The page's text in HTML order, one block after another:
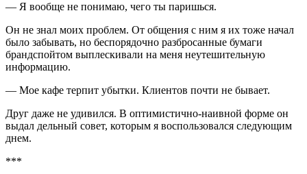
— Я вообще не понимаю, чего ты паришься.
Он не знал моих проблем. От общения с ним я их тоже начал
было забывать, но беспорядочно разбросанные бумаги
брандспойтом выплескивали на меня неутешительную
информацию.
— Мое кафе терпит убытки. Клиентов почти не бывает.
Друг даже не удивился. В оптимистично-наивной форме он
выдал дельный совет, которым я воспользовался следующим
днем.
***